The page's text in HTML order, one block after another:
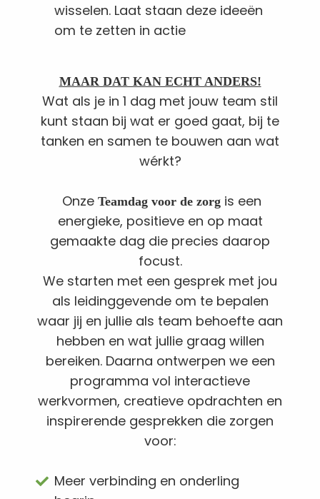
wisselen. Laat staan deze ideeën
om te zetten in actie
MAAR DAT KAN ECHT ANDERS!
Wat als je in 1 dag met jouw team stil
kunt staan bij wat er goed gaat, bij te
tanken en samen te bouwen aan wat
wérkt?
Onze Teamdag voor de zorg is een
energieke, positieve en op maat
gemaakte dag die precies daarop
focust.
We starten met een gesprek met jou
als leidinggevende om te bepalen
waar jij en jullie als team behoefte aan
hebben en wat jullie graag willen
bereiken. Daarna ontwerpen we een
programma vol interactieve
werkvormen, creatieve opdrachten en
inspirerende gesprekken die zorgen
voor:
Meer verbinding en onderling